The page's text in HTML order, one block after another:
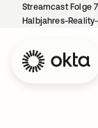
Streamcast Folge
Halbjahres-